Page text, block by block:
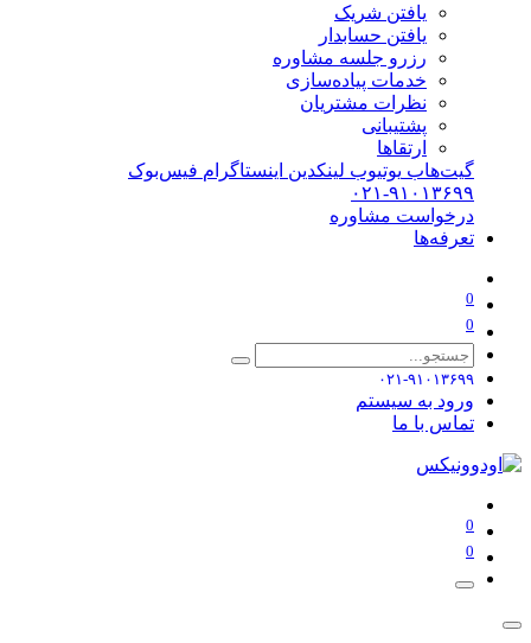
یافتن شریک
یافتن حسابدار
رزرو جلسه مشاوره
خدمات پیاده‌سازی
نظرات مشتریان
پشتیبانی
ارتقاها
گیت‌هاب یوتیوب لینکدین اینستاگرام فیس‌بوک
۰۲۱-۹۱۰۱۳۶۹۹
درخواست مشاوره
تعرفه‌ها
0
0
۰۲۱-۹۱۰۱۳۶۹۹
ورود به سیستم
تماس با ما
0
0